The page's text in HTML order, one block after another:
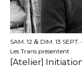
SAM. 12 & DIM. 13
Les Trans présentent
[Atelier]